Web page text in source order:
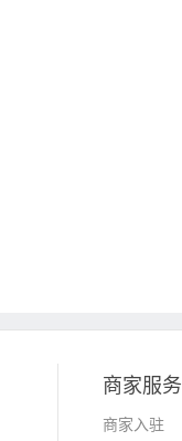
商家服务
商家入驻